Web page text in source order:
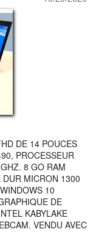
DE 14 POUCES
PROCESSEUR
8 GO RAM
MICRON 1300
10
DE
KABYLAKE
VENDU AVEC